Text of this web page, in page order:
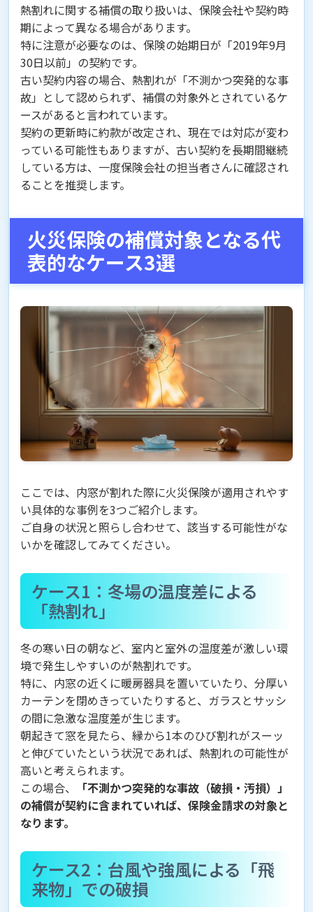
熱割れに関する補償の取り扱いは、保険会社や契約時
期によって異なる場合があります。
特に注意が必要なのは、保険の始期日が「2019年9月
30日以前」の契約です。
古い契約内容の場合、熱割れが「不測かつ突発的な事
故」として認められず、補償の対象外とされているケ
ースがあると言われています。
契約の更新時に約款が改定され、現在では対応が変わ
っている可能性もありますが、古い契約を長期間継続
している方は、一度保険会社の担当者さんに確認され
ることを推奨します。
火災保険の補償対象となる代
表的なケース3選
ここでは、内窓が割れた際に火災保険が適用されやす
い具体的な事例を3つご紹介します。
ご自身の状況と照らし合わせて、該当する可能性がな
いかを確認してみてください。
ケース1：冬場の温度差による
「熱割れ」
冬の寒い日の朝など、室内と室外の温度差が激しい環
境で発生しやすいのが熱割れです。
特に、内窓の近くに暖房器具を置いていたり、分厚い
カーテンを閉めきっていたりすると、ガラスとサッシ
の間に急激な温度差が生じます。
朝起きて窓を見たら、縁から1本のひび割れがスーッ
と伸びていたという状況であれば、熱割れの可能性が
高いと考えられます。
この場合、
「不測かつ突発的な事故（破損・汚損）」
の補償が契約に含まれていれば、保険金請求の対象と
なります。
ケース2：台風や強風による「飛
来物」での破損